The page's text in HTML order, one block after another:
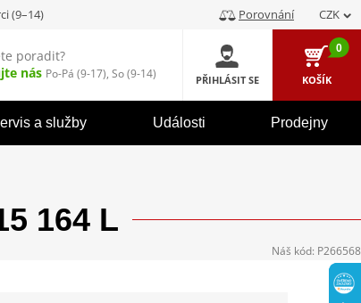
(9–14) Porovnání CZK
poradit?
nás Po-Pá (9-17), So (9-14) PŘIHLÁSIT SE
0
KOŠÍK
a služby Události Prodejny
164 L
Náš kód: P266568